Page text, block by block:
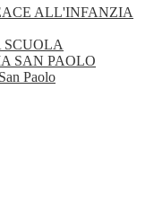
ALL'INFANZIA
SAN PAOLO
Paolo